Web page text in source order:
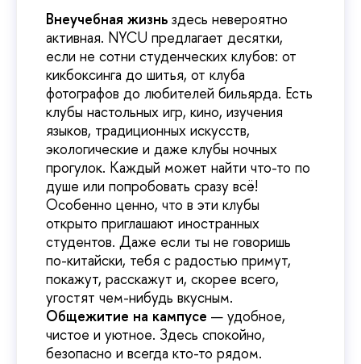
Внеучебная жизнь здесь невероятно
активная. NYCU предлагает десятки,
если не сотни студенческих клубов: от
кикбоксинга до шитья, от клуба
фотографов до любителей бильярда. Есть
клубы настольных игр, кино, изучения
языков, традиционных искусств,
экологические и даже клубы ночных
прогулок. Каждый может найти что-то по
душе или попробовать сразу всё!
Особенно ценно, что в эти клубы
открыто приглашают иностранных
студентов. Даже если ты не говоришь
по-китайски, тебя с радостью примут,
покажут, расскажут и, скорее всего,
угостят чем-нибудь вкусным.
Общежитие на кампусе — удобное,
чистое и уютное. Здесь спокойно,
безопасно и всегда кто-то рядом.